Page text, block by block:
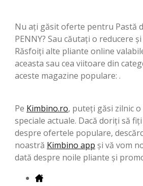
Nu ați găsit oferte pentru Pastă
PENNY? Sau căutați o reducere
Răsfoiți alte pliante online
aceasta sau cea viitoare din
aceste magazine populare: .
Pe Kimbino.ro, puteți găsi zilnic
speciale actuale. Dacă doriți să
despre ofertele populare,
noastră Kimbino app și vă vom
dată despre noile pliante și